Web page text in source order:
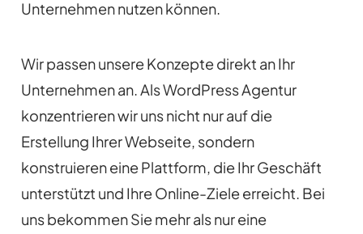
Unternehmen nutzen können.
Wir passen unsere Konzepte direkt an Ihr
Unternehmen an. Als WordPress Agentur
konzentrieren wir uns nicht nur auf die
Erstellung Ihrer Webseite, sondern
konstruieren eine Plattform, die Ihr Geschäft
unterstützt und Ihre Online-Ziele erreicht. Bei
uns bekommen Sie mehr als nur eine